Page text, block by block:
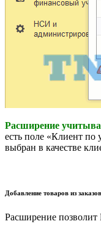
Расширение
есть поле «Клиент
выбран в качестве
Добавление товаров из
Расширение